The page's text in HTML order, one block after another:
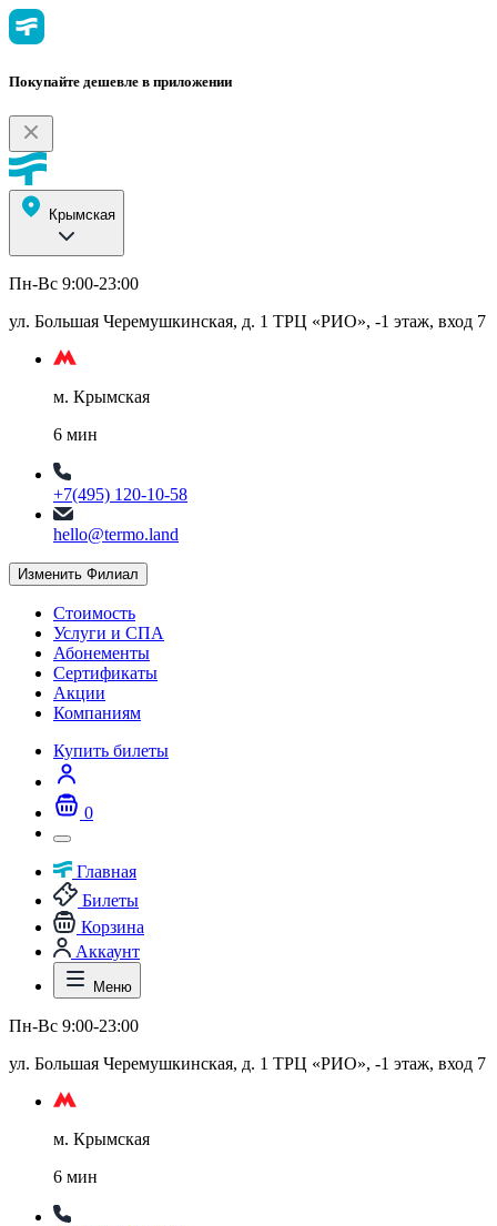
Покупайте дешевле в приложении
Крымская
Пн-Вс 9:00-23:00
ул. Большая Черемушкинская, д. 1 ТРЦ «РИО», -1 этаж, вход 7
м. Крымская
6 мин
+7(495) 120-10-58
hello@termo.land
Изменить Филиал
Стоимость
Услуги и СПА
Абонементы
Сертификаты
Акции
Компаниям
Купить билеты
0
Главная
Билеты
Корзина
Аккаунт
Меню
Пн-Вс 9:00-23:00
ул. Большая Черемушкинская, д. 1 ТРЦ «РИО», -1 этаж, вход 7
м. Крымская
6 мин